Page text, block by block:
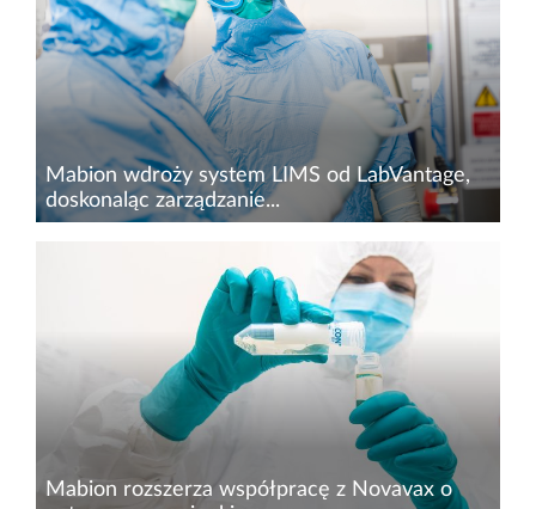
korporacyjnego. Dokument, odpowiadając na
najważniejsze współczesne wyzwania...
Mabion wdroży system LIMS od LabVantage,
doskonaląc zarządzanie...
19 grudnia 2023 r. spółka podpisała umowę z
amerykańską firmą LabVantage Solutions Inc. w
celu wdrożenia w Mabion systemu LIMS (ang.
Laboratory Information Management
System).&nbsp;LabVantage...
Mabion rozszerza współpracę z Novavax o